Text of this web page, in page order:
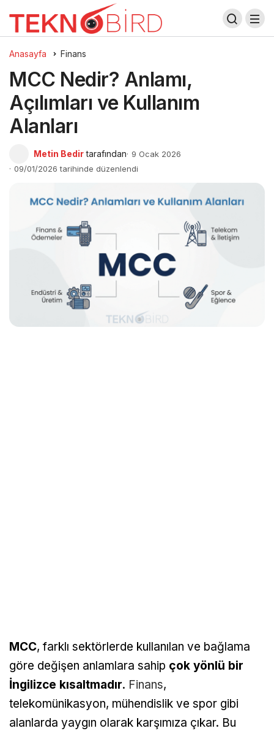
Anasayfa Finans
MCC Nedir? Anlamı,
Açılımları ve Kullanım
Alanları
Metin Bedir tarafından
9 Ocak 2026
09/01/2026 tarihinde düzenlendi
MCC, farklı sektörlerde kullanılan ve bağlama
göre değişen anlamlara sahip çok yönlü bir
İngilizce kısaltmadır. Finans,
telekomünikasyon, mühendislik ve spor gibi
alanlarda yaygın olarak karşımıza çıkar. Bu